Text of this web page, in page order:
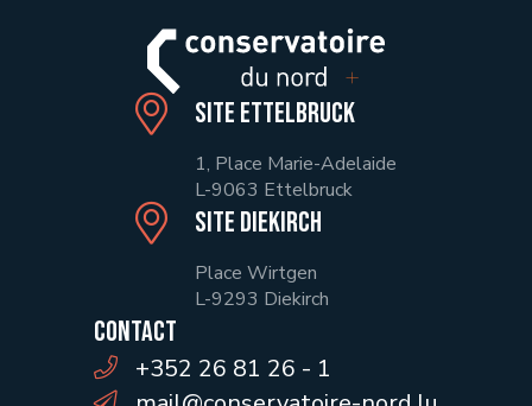
Site Ettelbruck
1, Place Marie-Adelaide
L-9063 Ettelbruck
Site Diekirch
Place Wirtgen
L-9293 Diekirch
Contact
+352 26 81 26 - 1